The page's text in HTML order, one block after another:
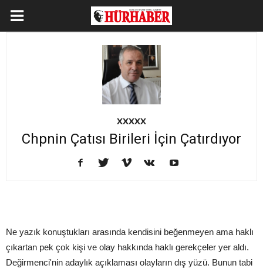
XXXXX
Chpnin Çatısı Birileri İçin Çatırdıyor
Ne yazık konuştukları arasında kendisini beğenmeyen ama haklı
çıkartan pek çok kişi ve olay hakkında haklı gerekçeler yer aldı.
Değirmenci'nin adaylık açıklaması olayların dış yüzü. Bunun tabi